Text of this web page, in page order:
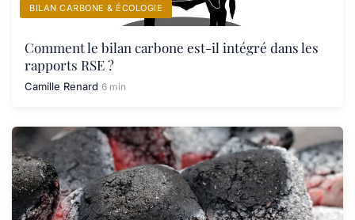
BILAN CARBONE & ÉCOLOGIE
Comment le bilan carbone est-il intégré dans les
rapports RSE ?
Camille Renard 6 min